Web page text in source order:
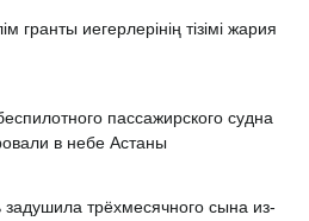
гранты иегерлерінің тізімі жария
пассажирского судна
в небе Астаны
задушила трёхмесячного сына из-